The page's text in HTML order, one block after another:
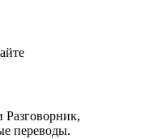
Разговорник,
переводы.